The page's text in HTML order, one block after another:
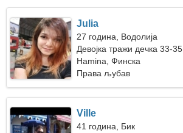
Julia
27 година, Водолија
Девојка тражи дечка 33-35
Hamina, Финска
Права љубав
Ville
41 година, Бик